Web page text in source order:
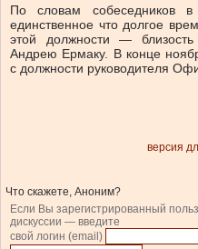
По словам собеседников в
единственное что долгое
этой должности —
Андрею Ермаку. В конце
с должности руководителя
версия
Что скажете, Аноним?
Если Вы зарегистрированный
дискуссии — введите
свой логин (email)